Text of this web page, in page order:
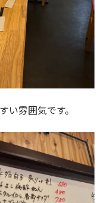
い雰囲気です。